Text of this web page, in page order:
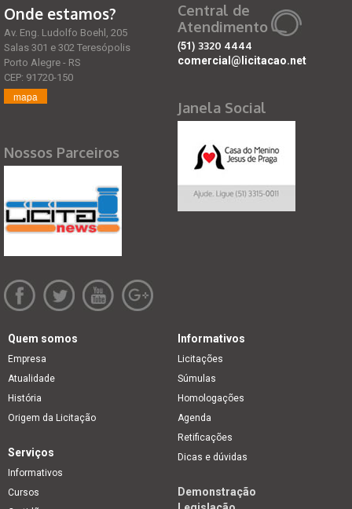
Onde estamos?
Av. Eng. Ludolfo Boehl, 205
Salas 301 e 302 Teresópolis
Porto Alegre - RS
CEP: 91720-150
mapa
Nossos Parceiros
Central de
Atendimento
(51) 3320 4444
comercial@licitacao.net
Janela Social
Quem somos
Empresa
Atualidade
História
Origem da Licitação
Informativos
Licitações
Súmulas
Homologações
Agenda
Retificações
Dicas e dúvidas
Serviços
Informativos
Cursos
Demonstração